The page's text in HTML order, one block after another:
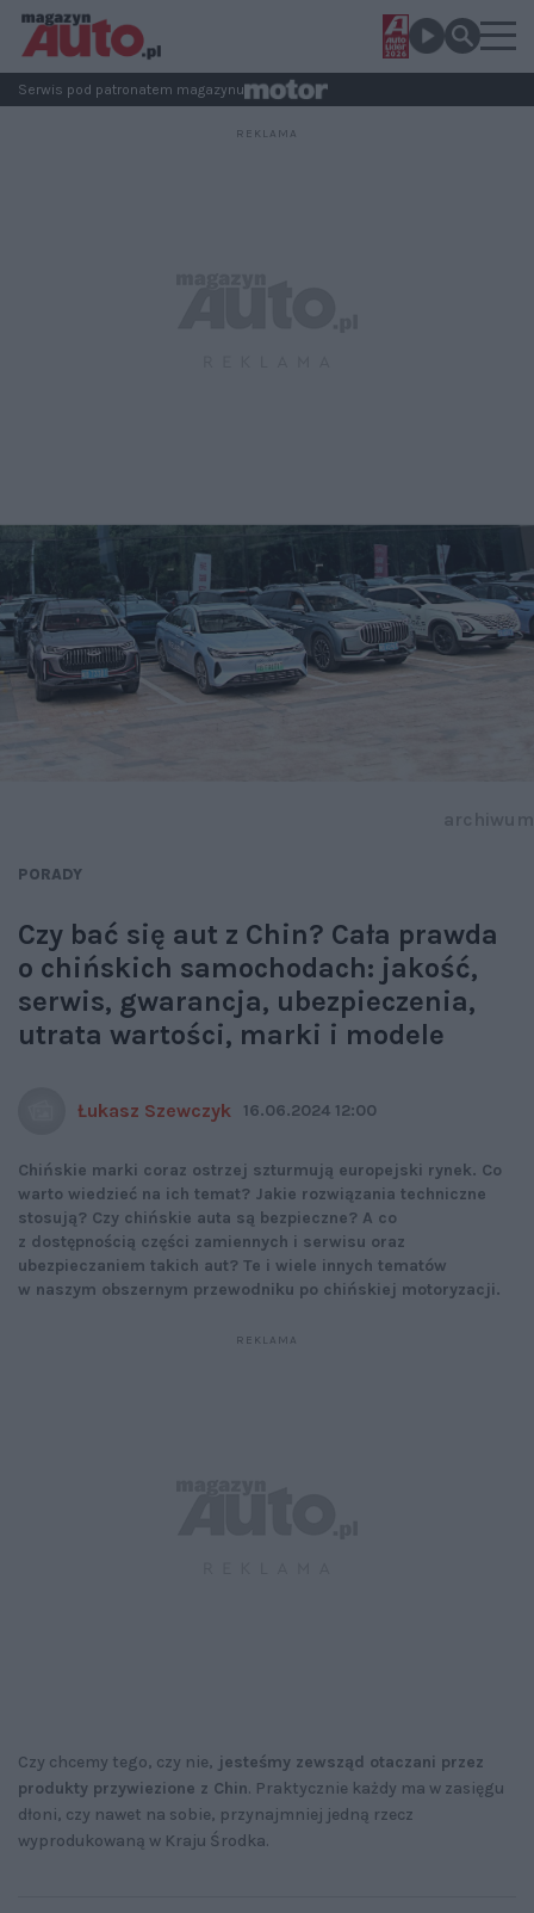
Serwis pod patronatem magazynu
PORADY
Czy bać się aut z Chin? Cała prawda
o chińskich samochodach: jakość,
serwis, gwarancja, ubezpieczenia,
utrata wartości, marki i modele
Łukasz Szewczyk 16.06.2024 12:00
Chińskie marki coraz ostrzej szturmują europejski rynek. Co
warto wiedzieć na ich temat? Jakie rozwiązania techniczne
stosują? Czy chińskie auta są bezpieczne? A co
z dostępnością części zamiennych i serwisu oraz
ubezpieczaniem takich aut? Te i wiele innych tematów
w naszym obszernym przewodniku po chińskiej motoryzacji.
Czy chcemy tego, czy nie, jesteśmy zewsząd otaczani przez
produkty przywiezione z Chin. Praktycznie każdy ma w zasięgu
dłoni, czy nawet na sobie, przynajmniej jedną rzecz
wyprodukowaną w Kraju Środka.